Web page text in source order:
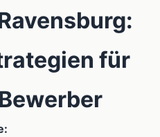
für